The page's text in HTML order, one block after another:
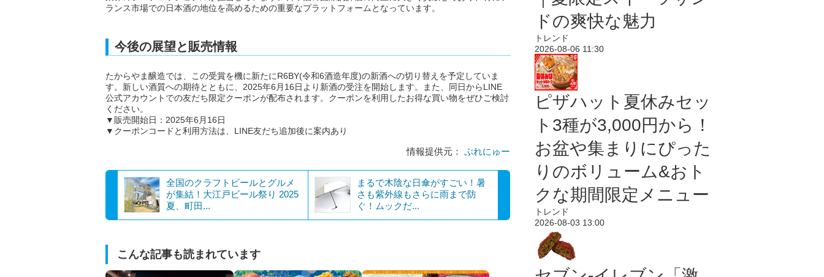
ランス市場での日本酒の地位を高めるための重要なプラットフォームとなっています。
今後の展望と販売情報
たからやま醸造では、この受賞を機に新たにR6BY(令和6酒造年度)の新酒への切り替えを予定していま
す。新しい酒質への期待とともに、2025年6月16日より新酒の受注を開始します。また、同日からLINE
公式アカウントでの友だち限定クーポンが配布されます。クーポンを利用したお得な買い物をぜひご検討
ください。
▼販売開始日：2025年6月16日
▼クーポンコードと利用方法は、LINE友だち追加後に案内あり
情報提供元： ぷれにゅー
全国のクラフトビールとグルメ
が集結！大江戸ビール祭り 2025
夏、町田...
まるで木陰な日傘がすごい！暑
さも紫外線もさらに雨まで防
ぐ！ムックだ...
こんな記事も読まれています
ドの爽快な魅力
トレンド
2026-08-06 11:30
ピザハット夏休みセッ
ト3種が3,000円から！
お盆や集まりにぴった
りのボリューム&おト
クな期間限定メニュー
トレンド
2026-08-03 13:00